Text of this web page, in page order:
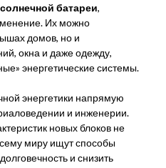
батареи,
Их можно
домов, но и
окна и даже одежду,
энергетические системы.
энергетики напрямую
и инженерии.
новых блоков не
миру ищут способы
и снизить